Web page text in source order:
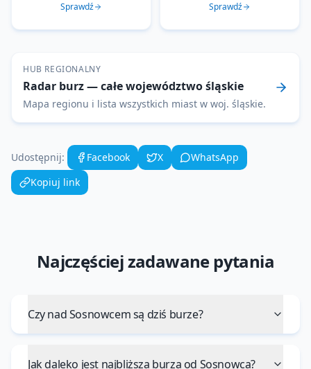
Sprawdź Sprawdź
HUB REGIONALNY
Radar burz— całe województwośląskie
Mapa regionu i lista wszystkich miast w woj. śląskie.
Udostępnij: Facebook X
WhatsApp
Kopiuj link
Najczęściej zadawane pytania
Czy nad Sosnowcem są dziś burze?
Jak daleko jest najbliższa burza od Sosnowca?